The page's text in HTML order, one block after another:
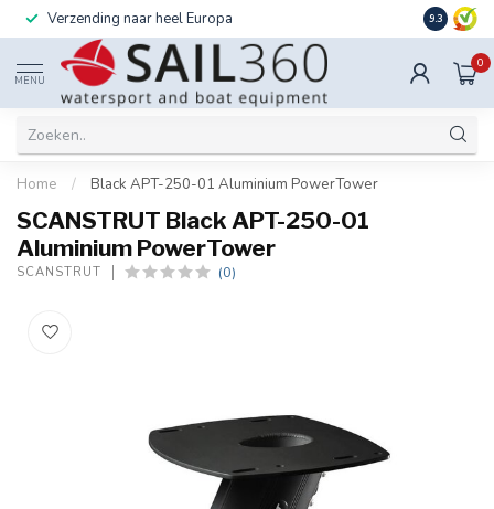
Verzending naar heel Europa Ook
9.3
MENU
0
Home / Black APT-250-01 Aluminium PowerTower
SCANSTRUT Black APT-250-01
Aluminium PowerTower
SCANSTRUT (0)